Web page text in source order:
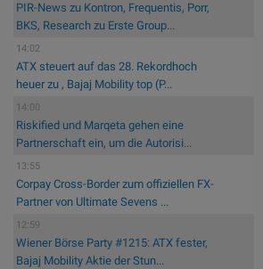
PIR-News zu Kontron, Frequentis, Porr,
BKS, Research zu Erste Group...
14:02
ATX steuert auf das 28. Rekordhoch
heuer zu , Bajaj Mobility top (P...
14:00
Riskified und Marqeta gehen eine
Partnerschaft ein, um die Autorisi...
13:55
Corpay Cross-Border zum offiziellen FX-
Partner von Ultimate Sevens ...
12:59
Wiener Börse Party #1215: ATX fester,
Bajaj Mobility Aktie der Stun...